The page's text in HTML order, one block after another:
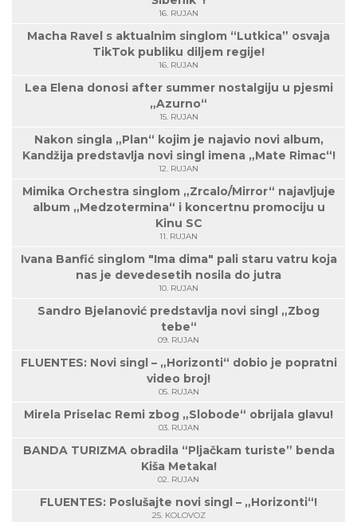
16. RUJAN
Macha Ravel s aktualnim singlom “Lutkica” osvaja
TikTok publiku diljem regije!
16. RUJAN
Lea Elena donosi after summer nostalgiju u pjesmi
„Azurno“
15. RUJAN
Nakon singla „Plan“ kojim je najavio novi album,
Kandžija predstavlja novi singl imena „Mate Rimac“!
12. RUJAN
Mimika Orchestra singlom „Zrcalo/Mirror“ najavljuje
album „Medzotermina“ i koncertnu promociju u
Kinu SC
11. RUJAN
Ivana Banfić singlom "Ima dima" pali staru vatru koja
nas je devedesetih nosila do jutra
10. RUJAN
Sandro Bjelanović predstavlja novi singl „Zbog
tebe“
09. RUJAN
FLUENTES: Novi singl – „Horizonti“ dobio je popratni
video broj!
05. RUJAN
Mirela Priselac Remi zbog „Slobode“ obrijala glavu!
03. RUJAN
BANDA TURIZMA obradila “Pljačkam turiste” benda
Kiša Metaka!
02. RUJAN
FLUENTES: Poslušajte novi singl – „Horizonti“!
25. KOLOVOZ